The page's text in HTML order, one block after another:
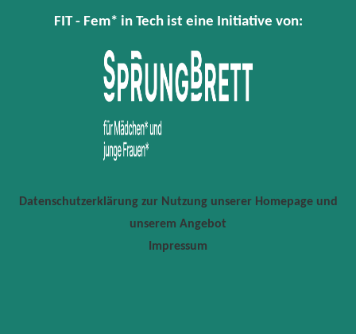
FIT - Fem* in Tech ist eine Initiative von:
Datenschutzerklärung zur Nutzung unserer Homepage und
unserem Angebot
Impressum